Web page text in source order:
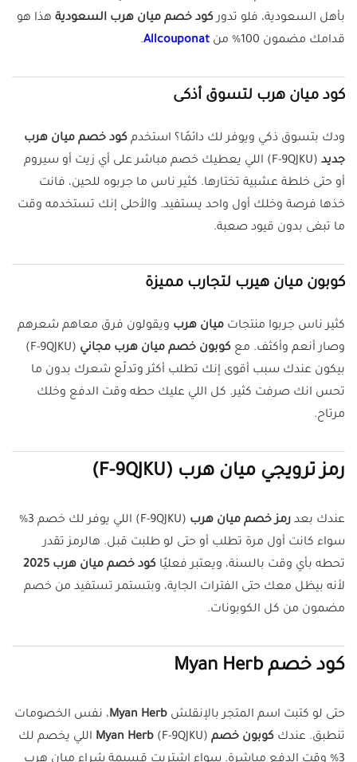
بأهل السعودية، فلو تدوركود خصم ميان هرب السعودية هذا هو
قدامك مضمون 100% من
Allcouponat
.
كود ميان هرب لتسوق أذكى
ودك بتسوق ذكي ويوفر لك دائمًا؟ استخدم كود خصم ميان هرب
جديد
(F-9QJKU) اللي يعطيك خصم مباشر على أي زيت أو سيروم
أو حتى خلطة عشبية تختارها. كثير ناس ما جربوه للحين، فانت
خذها فرصة وخلك أول واحد يستفيد. والأحلى إنك تستخدمه وقت
ما تبغى بدون قيود صعبة.
كوبون ميان هيرب لتجارب مميزة
كثير ناس جربوا منتجات ميان هرب ويقولون فرق معاهم شعرهم
وصار أنعم وأكثف. مع كوبون خصم ميان هرب مجاني
(F-9QJKU)
بيكون عندك سبب أقوى إنك تطلب أكثر وتدلّع شعرك بدون ما
تحس انك صرفت كثير. كل اللي عليك حطه وقت الدفع وخلك
مرتاح.
رمز ترويجي ميان هرب (F-9QJKU)
عندك بعد رمز خصم ميان هرب
(F-9QJKU) اللي يوفر لك خصم 3%
سواء كانت أول مرة تطلب أو حتى لو طلبت قبل. هالرمز تقدر
تحطه بأي وقت بالسنة، ويعتبر فعليًا كود خصم ميان هرب 2025
لأنه بيظل معك حتى الفترات الجاية، وبتستمر تستفيد من خصم
مضمون من كل الكوبونات.
كود خصم Myan Herb
حتى لو كتبت اسم المتجر بالإنقلش Myan Herb، نفس الخصومات
تنطبق. عندك كوبون خصم Myan Herb
(F-9QJKU) اللي يخصم لك